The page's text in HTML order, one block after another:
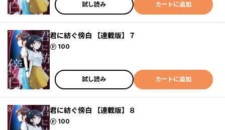
試し読み カートに追加
君に紡ぐ傍白 【連載版】７
100
ポイント
試し読み カートに追加
君に紡ぐ傍白 【連載版】８
100
ポイント